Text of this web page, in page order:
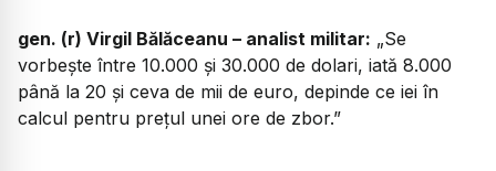
gen. (r) Virgil Bălăceanu – analist militar: „Se
vorbește între 10.000 și 30.000 de dolari, iată 8.000
până la 20 și ceva de mii de euro, depinde ce iei în
calcul pentru prețul unei ore de zbor.”